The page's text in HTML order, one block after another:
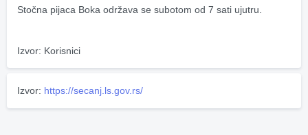
Stočna pijaca Boka održava se subotom od 7 sati ujutru.
Izvor: Korisnici
Izvor: https://secanj.ls.gov.rs/